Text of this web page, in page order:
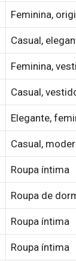
Feminina,
Casual,
Feminina,
Casual,
Elegante,
Casual,
Roupa íntima
Roupa de
Roupa íntima
Roupa íntima